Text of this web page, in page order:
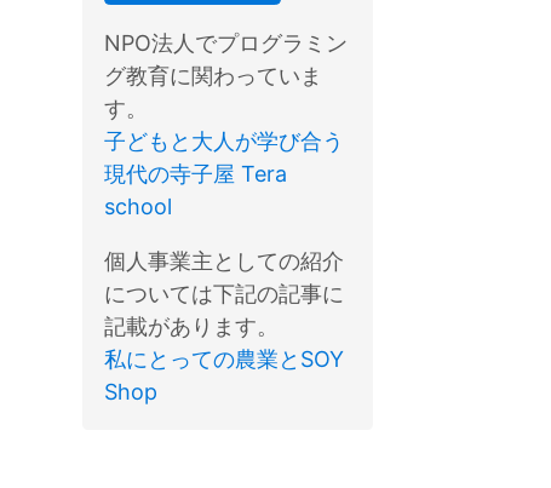
NPO法人でプログラミン
グ教育に関わっていま
す。
子どもと大人が学び合う
現代の寺子屋 Tera
school
個人事業主としての紹介
については下記の記事に
記載があります。
私にとっての農業とSOY
Shop